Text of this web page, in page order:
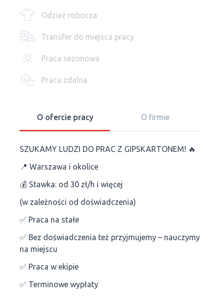
Odzież robocza
Transfer do miejsca pracy
Praca sezonowa
Praca zdalna
O ofercie pracy O firmie
SZUKAMY LUDZI DO PRAC Z GIPSKARTONEM! 🔥
📍 Warszawa i okolice
💰 Stawka: od 30 zł/h i więcej
(w zależności od doświadczenia)
✅ Praca na stałe
✅ Bez doświadczenia też przyjmujemy – nauczymy
na miejscu
✅ Praca w ekipie
✅ Terminowe wypłaty